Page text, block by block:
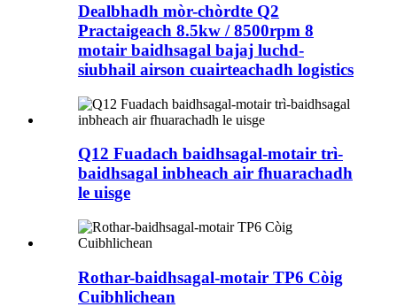
Dealbhadh mòr-chòrdte Q2
Practaigeach 8.5kw / 8500rpm 8
motair baidhsagal bajaj luchd-
siubhail airson cuairteachadh logistics
Q12 Fuadach baidhsagal-motair trì-
baidhsagal inbheach air fhuarachadh
le uisge
Rothar-baidhsagal-motair TP6 Còig
Cuibhlichean